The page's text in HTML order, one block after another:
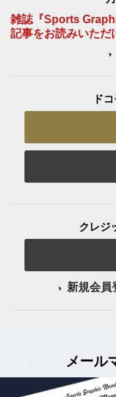
雑誌『Sports
記事をお読みいただ
ド
クレジ
新規会員
メール